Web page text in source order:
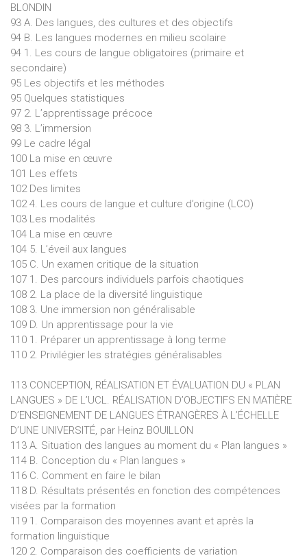
BLONDIN
93 A. Des langues, des cultures et des objectifs
94 B. Les langues modernes en milieu scolaire
94 1. Les cours de langue obligatoires (primaire et
secondaire)
95 Les objectifs et les méthodes
95 Quelques statistiques
97 2. L’apprentissage précoce
98 3. L’immersion
99 Le cadre légal
100 La mise en œuvre
101 Les effets
102 Des limites
102 4. Les cours de langue et culture d’origine (LCO)
103 Les modalités
104 La mise en œuvre
104 5. L’éveil aux langues
105 C. Un examen critique de la situation
107 1. Des parcours individuels parfois chaotiques
108 2. La place de la diversité linguistique
108 3. Une immersion non généralisable
109 D. Un apprentissage pour la vie
110 1. Préparer un apprentissage à long terme
110 2. Privilégier les stratégies généralisables
113 CONCEPTION, RÉALISATION ET ÉVALUATION DU « PLAN
LANGUES » DE L’UCL. RÉALISATION D’OBJECTIFS EN MATIÈRE
D’ENSEIGNEMENT DE LANGUES ÉTRANGÈRES À L’ÉCHELLE
D’UNE UNIVERSITÉ, par Heinz BOUILLON
113 A. Situation des langues au moment du « Plan langues »
114 B. Conception du « Plan langues »
116 C. Comment en faire le bilan
118 D. Résultats présentés en fonction des compétences
visées par la formation
119 1. Comparaison des moyennes avant et après la
formation linguistique
120 2. Comparaison des coefficients de variation